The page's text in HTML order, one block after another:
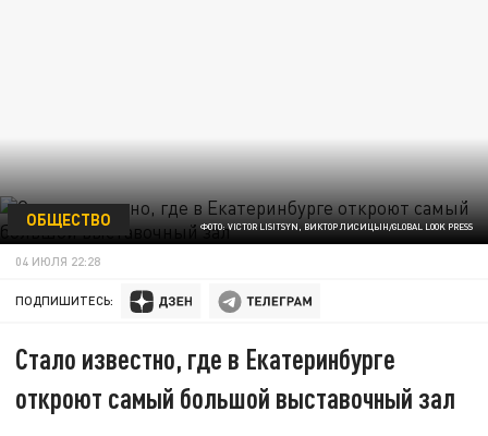
ФОТО: VICTOR LISITSYN, ВИКТОР ЛИСИЦЫН/GLOBAL LOOK PRESS
ОБЩЕСТВО
04 ИЮЛЯ 22:28
ПОДПИШИТЕСЬ:
Стало известно, где в Екатеринбурге
откроют самый большой выставочный зал